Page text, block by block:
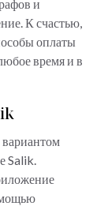
и
К счастью,
оплаты
время и в
Salik.